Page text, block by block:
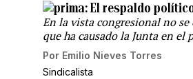
El respaldo
En la vista congresional no
que ha causado la Junta en
Por Emilio Nieves Torres
Sindicalista